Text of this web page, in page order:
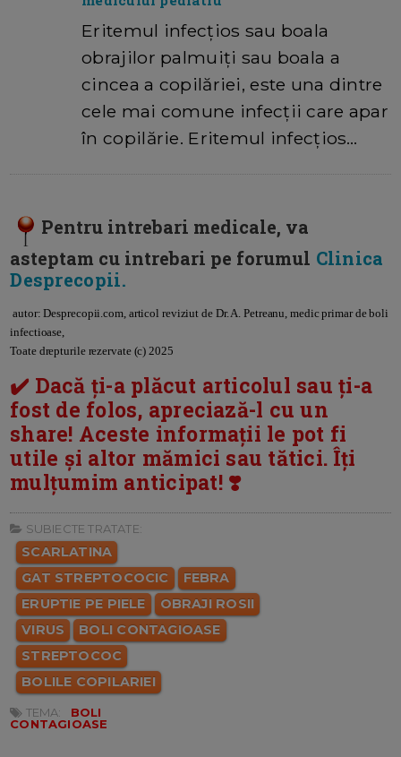
Eritemul infecțios sau boala
obrajilor palmuiți sau boala a
cincea a copilăriei, este una dintre
cele mai comune infecții care apar
în copilărie. Eritemul infecțios…
Pentru intrebari medicale, va
asteptam cu intrebari pe forumul Clinica
Desprecopii.
autor: Desprecopii.com, articol reviziut de Dr. A. Petreanu, medic primar de boli
infectioase,
Toate drepturile rezervate (c) 2025
✔️ Dacă ți-a plăcut articolul sau ți-a
fost de folos, apreciază-l cu un
share! Aceste informații le pot fi
utile și altor mămici sau tătici. Îți
mulțumim anticipat! ❣️
SUBIECTE TRATATE:
SCARLATINA
GAT STREPTOCOCIC
FEBRA
ERUPTIE PE PIELE
OBRAJI ROSII
VIRUS
BOLI CONTAGIOASE
STREPTOCOC
BOLILE COPILARIEI
TEMA:
BOLI
CONTAGIOASE